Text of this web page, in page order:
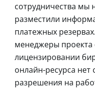
сотрудничества мы
разместили
платежных
менеджеры
лицензировании
онлайн-ресурса нет
разрешения на